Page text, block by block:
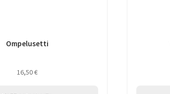
Ompelusetti
16,50€